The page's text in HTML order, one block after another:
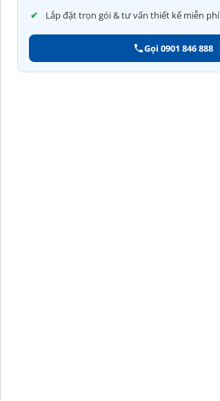
Lắp đặt trọn gói & tư vấn thiết kế miễn phí
Gọi 0901 846 888